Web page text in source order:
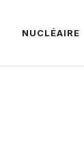
NUCLÉAIRE